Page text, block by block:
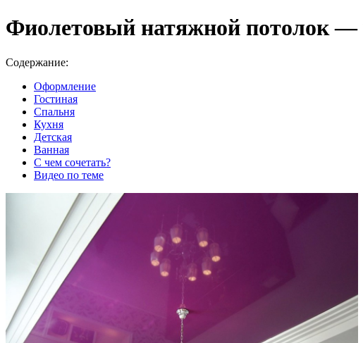
Фиолетовый натяжной потолок
Содержание:
Оформление
Гостиная
Спальня
Кухня
Детская
Ванная
С чем сочетать?
Видео по теме